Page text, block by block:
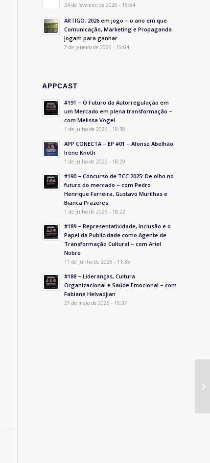
24 de fevereiro de 2026 - 15:54
ARTIGO: 2026 em jogo – o ano em que
Comunicação, Marketing e Propaganda
jogam para ganhar
7 de janeiro de 2026 - 19:04
APPCAST
#191 – O Futuro da Autorregulação em
um Mercado em plena transformação –
com Melissa Vogel
1 de julho de 2026 - 18:38
APP CONECTA – EP #01 – Afonso Abelhão,
Irene Knoth
1 de julho de 2026 - 18:29
#190 – Concurso de TCC 2025: De olho no
futuro do mercado – com Pedro
Henrique Ferreira, Gustavo Murilhas e
Bianca Prazeres
1 de julho de 2026 - 18:22
#189 – Representatividade, Inclusão e o
Papel da Publicidade como Agente de
Transformação Cultural – com Ariel
Nobre
11 de junho de 2026 - 11:35
#188 – Lideranças, Cultura
Organizacional e Saúde Emocional – com
Fabiane Helvadjian
27 de maio de 2026 - 15:37